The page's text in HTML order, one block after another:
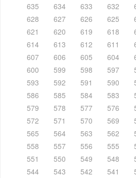
635
634 633 632
628
627 626 625
621
620 619 618
614
613 612 611
607
606 605 604
600
599 598 597
593
592 591 590
586
585 584 583
579
578 577 576
572
571 570 569
565
564 563 562
558
557 556 555
551
550 549 548
544
543 542 541